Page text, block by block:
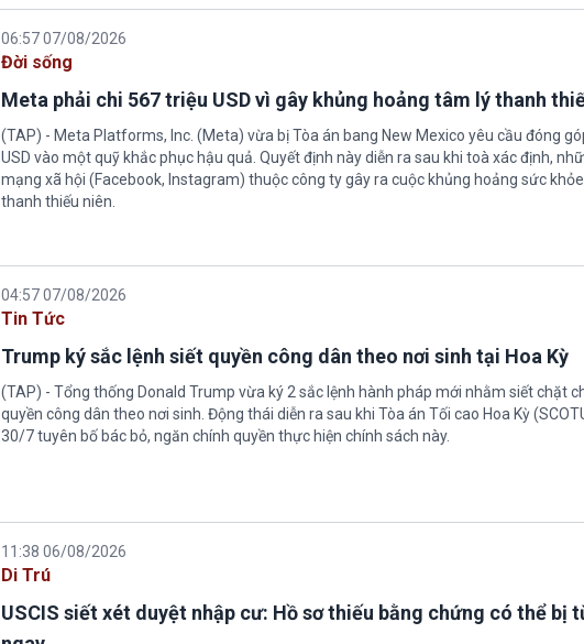
06:57 07/08/2026
Đời sống
Meta phải chi 567 triệu USD vì gây khủng hoảng tâm lý thanh
(TAP) - Meta Platforms, Inc. (Meta) vừa bị Tòa án bang New Mexico yêu cầu đóng
USD vào một quỹ khắc phục hậu quả. Quyết định này diễn ra sau khi toà xác định,
mạng xã hội (Facebook, Instagram) thuộc công ty gây ra cuộc khủng hoảng sức
thanh thiếu niên.
04:57 07/08/2026
Tin Tức
Trump ký sắc lệnh siết quyền công dân theo nơi sinh tại Hoa Kỳ
(TAP) - Tổng thống Donald Trump vừa ký 2 sắc lệnh hành pháp mới nhằm siết chặt
quyền công dân theo nơi sinh. Động thái diễn ra sau khi Tòa án Tối cao Hoa Kỳ
30/7 tuyên bố bác bỏ, ngăn chính quyền thực hiện chính sách này.
11:38 06/08/2026
Di Trú
USCIS siết xét duyệt nhập cư: Hồ sơ thiếu bằng chứng có thể bị